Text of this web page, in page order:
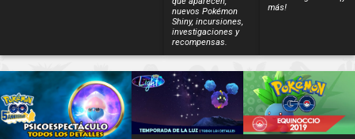
nuevos Pokémon
Shiny, incursiones,
investigaciones y
recompensas.
más!